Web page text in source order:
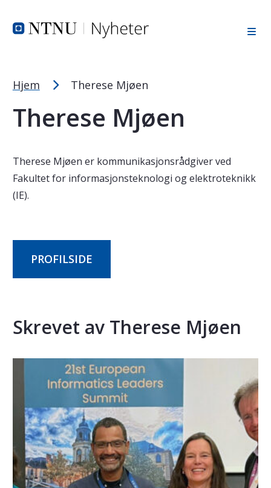
PC: Press ned CTRL og klikk på + (pluss) for å forstørre
Hjem Therese Mjøen
Therese Mjøen
Therese Mjøen er kommunikasjonsrådgiver ved
Fakultet for informasjonsteknologi og elektroteknikk
(IE).
PROFILSIDE
Skrevet av Therese Mjøen